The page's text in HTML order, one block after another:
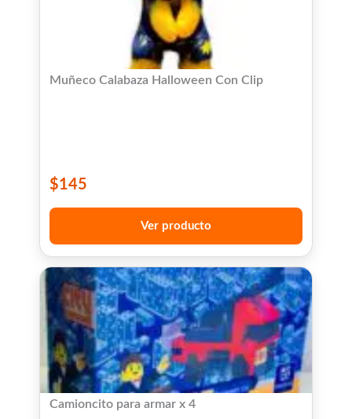
Muñeco Calabaza Halloween Con Clip
$145
Ver producto
Camioncito para armar x 4